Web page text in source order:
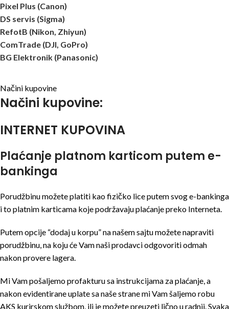
Pixel Plus (Canon)
DS servis (Sigma)
RefotB (Nikon, Zhiyun)
ComTrade (DJI, GoPro)
BG Elektronik (Panasonic)
Načini kupovine
Načini kupovine:
INTERNET KUPOVINA
Plaćanje platnom karticom putem e-
bankinga
Porudžbinu možete platiti kao fizičko lice putem svog e-bankinga
i to platnim karticama koje podržavaju plaćanje preko Interneta.
Putem opcije “dodaj u korpu” na našem sajtu možete napraviti
porudžbinu, na koju će Vam naši prodavci odgovoriti odmah
nakon provere lagera.
Mi Vam pošaljemo profakturu sa instrukcijama za plaćanje, a
nakon evidentirane uplate sa naše strane mi Vam šaljemo robu
AKS kurirskom službom, ili je možete preuzeti lično u radnji. Svaka